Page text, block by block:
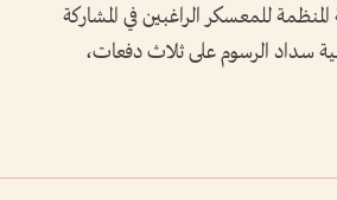
للمعسكر الراغبين في المشاركة
سداد الرسوم على ثلاث دفعات،